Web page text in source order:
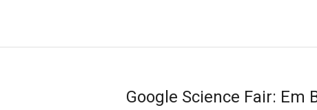
Google Science Fair: Em